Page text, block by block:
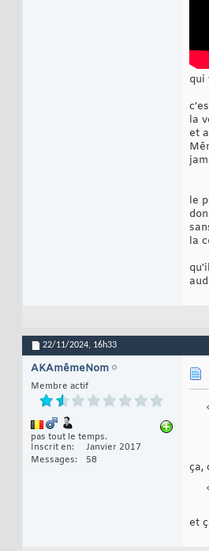
qui
la
et
le
la
22/11/2024, 16h33
AKAmêmeNom
Membre actif
pas tout le temps.
Inscrit en
Janvier 2017
Messages
58
ça,
et